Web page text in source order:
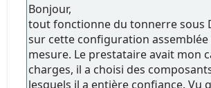
Bonjour,
tout fonctionne du tonnerre sous
sur cette configuration
mesure. Le prestataire avait mon
charges, il a choisi des
lesquels il a entière confiance. Vu